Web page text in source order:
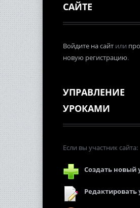
САЙТЕ
Войдите на сайт или
новую регистрацию.
УПРАВЛЕНИЕ
УРОКАМИ
Если вы участник сайта:
Создать новый
Редактировать